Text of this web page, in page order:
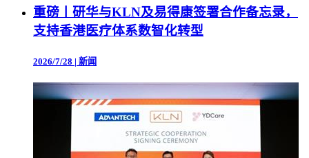
重磅丨研华与KLN及易得康签署合作备忘录，
支持香港医疗体系数智化转型
2026/7/28 | 新闻